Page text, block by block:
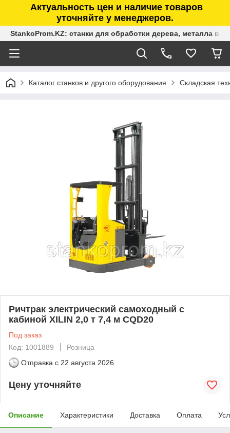
Актуальность цен и наличие товаров
уточняйте у менеджеров.
StankoProm.KZ: станки для обработки дерева, металла в
Каталог станков и другого оборудования Складская
Ричтрак электрический самоходный с
кабиной XILIN 2,0 т 7,4 м CQD20
Под заказ
Код: 1001889
Розница
Отправка с 22 августа 2026
Цену уточняйте
Описание Характеристики Доставка Оплата